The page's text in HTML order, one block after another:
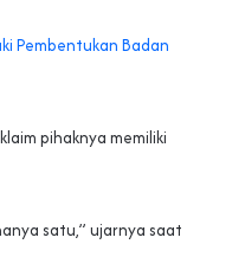
Pembentukan Badan
pihaknya memiliki
satu,” ujarnya saat